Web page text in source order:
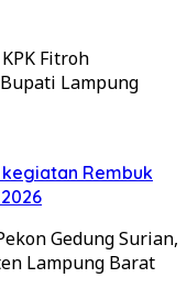
Fitroh
Lampung
Rembuk
Gedung Surian,
Lampung Barat